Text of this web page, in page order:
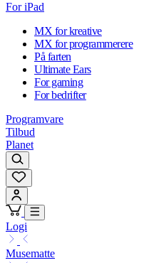
For iPad
MX for kreative
MX for programmerere
På farten
Ultimate Ears
For gaming
For bedrifter
Programvare
Tilbud
Planet
Logi
Musematte